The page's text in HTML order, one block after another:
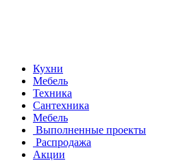
Кухни
Мебель
Техника
Сантехника
Мебель
Выполненные проекты
Распродажа
Акции